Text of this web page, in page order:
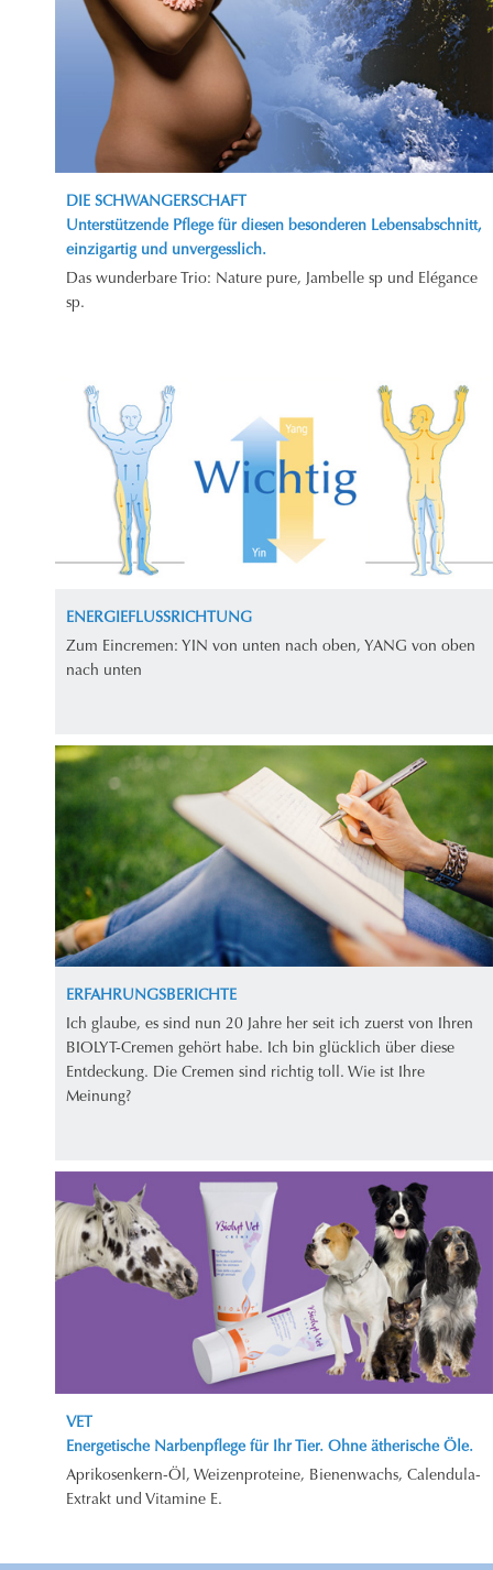
DIE SCHWANGERSCHAFT
Unterstützende Pflege für diesen besonderen Lebensabschnitt,
einzigartig und unvergesslich.
Das wunderbare Trio: Nature pure, Jambelle sp und Elégance
sp.
ENERGIEFLUSSRICHTUNG
Zum Eincremen: YIN von unten nach oben, YANG von oben
nach unten
ERFAHRUNGSBERICHTE
Ich glaube, es sind nun 20 Jahre her seit ich zuerst von Ihren
BIOLYT-Cremen gehört habe. Ich bin glücklich über diese
Entdeckung. Die Cremen sind richtig toll. Wie ist Ihre
Meinung?
VET
Energetische Narbenpflege für Ihr Tier. Ohne ätherische Öle.
Aprikosenkern-Öl, Weizenproteine, Bienenwachs, Calendula-
Extrakt und Vitamine E.